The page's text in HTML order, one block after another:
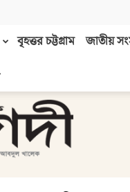
বৃহত্তর চট্টগ্রাম জাতীয়